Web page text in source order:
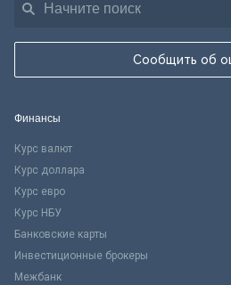
Сообщить об
Финансы
Курс валют
Курс доллара
Курс евро
Курс НБУ
Банковские карты
Инвестиционные брокеры
Межбанк